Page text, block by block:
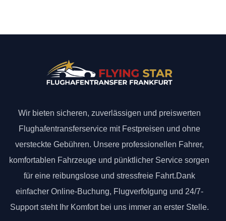
Wir bieten sicheren, zuverlässigen und preiswerten
Flughafentransferservice mit Festpreisen und ohne
versteckte Gebühren. Unsere professionellen Fahrer,
komfortablen Fahrzeuge und pünktlicher Service sorgen
für eine reibungslose und stressfreie Fahrt.Dank
einfacher Online-Buchung, Flugverfolgung und 24/7-
Support steht Ihr Komfort bei uns immer an erster Stelle.